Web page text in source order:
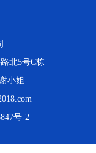
北5号C栋
小姐
号-2